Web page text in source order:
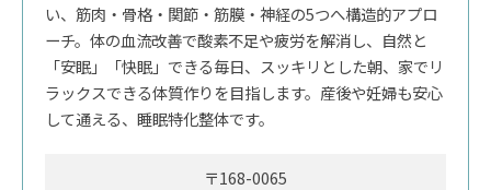
い、筋肉・骨格・関節・筋膜・神経の5つへ構造的アプロ
ーチ。体の血流改善で酸素不足や疲労を解消し、自然と
「安眠」「快眠」できる毎日、スッキリとした朝、家でリ
ラックスできる体質作りを目指します。産後や妊婦も安心
して通える、睡眠特化整体です。
〒168-0065